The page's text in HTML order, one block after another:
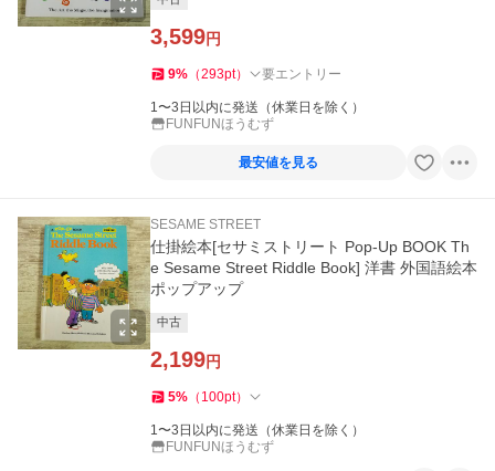
3,599円
9% （293pt） 要エントリー
1〜3日以内に発送（休業日を除く）
FUNFUNほうむず
最安値を見る
SESAME STREET
仕掛絵本[セサミストリート Pop-Up BOOK Th
e Sesame Street Riddle Book] 洋書 外国語絵本
ポップアップ
中古
2,199円
5% （ 100pt）
1〜3日以内に発送（休業日を除く）
FUNFUNほうむず